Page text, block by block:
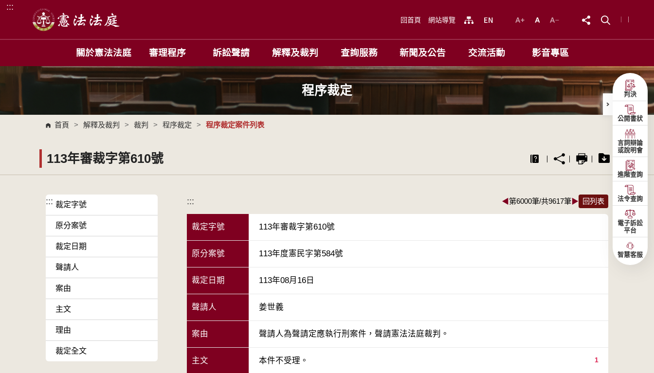
跳到主要內容區塊
:::
回首頁 網站導覽
關於憲法法庭 審理程序 訴訟聲請 解釋及裁判 查詢服務 新聞及公告 交流活動 影音專區
程序裁定
首頁 > 解釋及裁判 > 裁判 > 程序裁定 > 程序裁定案件列表
113年審裁字第610號
::: 裁定字號
原分案號
裁定日期
聲請人
案由
主文
理由
裁定全文
::: ◀第6000筆/共9617筆▶ 回列表
裁定字號 113年審裁字第610號
原分案號 113年度憲民字第584號
裁定日期 113年08月16日
聲請人 姜世義
案由 聲請人為聲請定應執行刑案件，聲請憲法法庭裁判。
主文 1
本件不受理。
判決
公開書狀
言詞辯論
或說明會
進階查詢
法令查詢
電子訴訟
平台
智慧客服